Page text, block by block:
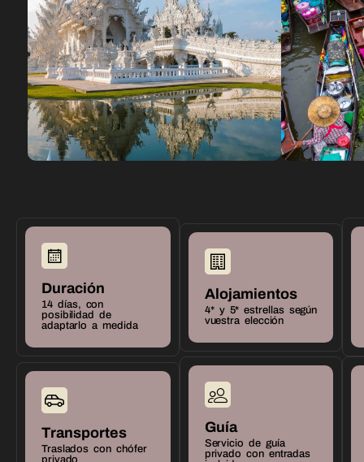
Duración
14 días, con
posibilidad de
adaptarlo a medida
Alojamientos
4* y 5* estrellas según
vuestra elección
Transportes
Traslados con chófer
privado
Guía
Servicio de guía
privado con entradas